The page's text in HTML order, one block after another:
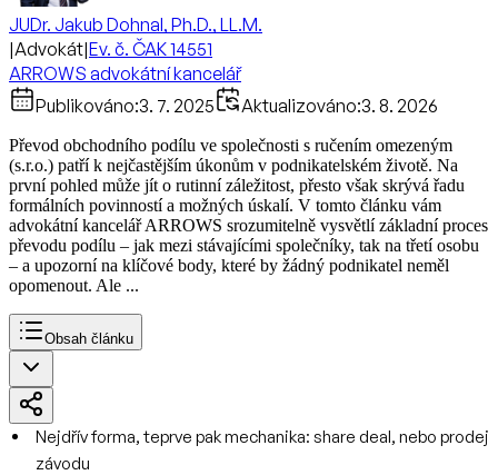
JUDr. Jakub Dohnal, Ph.D., LL.M.
|Advokát|Ev. č. ČAK 14551
ARROWS advokátní kancelář
Publikováno:3. 7. 2025 Aktualizováno:3. 8. 2026
Převod obchodního podílu ve společnosti s ručením omezeným
(s.r.o.) patří k nejčastějším úkonům v podnikatelském životě. Na
první pohled může jít o rutinní záležitost, přesto však skrývá řadu
formálních povinností a možných úskalí. V tomto článku vám
advokátní kancelář ARROWS srozumitelně vysvětlí základní proces
převodu podílu – jak mezi stávajícími společníky, tak na třetí osobu
– a upozorní na klíčové body, které by žádný podnikatel neměl
opomenout. Ale ...
Obsah článku
Nejdřív forma, teprve pak mechanika: share deal, nebo prodej
závodu